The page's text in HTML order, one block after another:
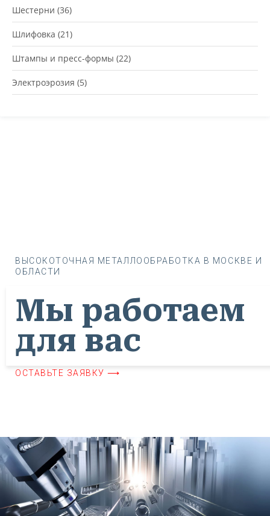
Шестерни (36)
Шлифовка (21)
Штампы и пресс-формы (22)
Электроэрозия (5)
ВЫСОКОТОЧНАЯ МЕТАЛЛООБРАБОТКА В МОСКВЕ И
ОБЛАСТИ
Мы работаем
для вас
ОСТАВЬТЕ ЗАЯВКУ ⟶